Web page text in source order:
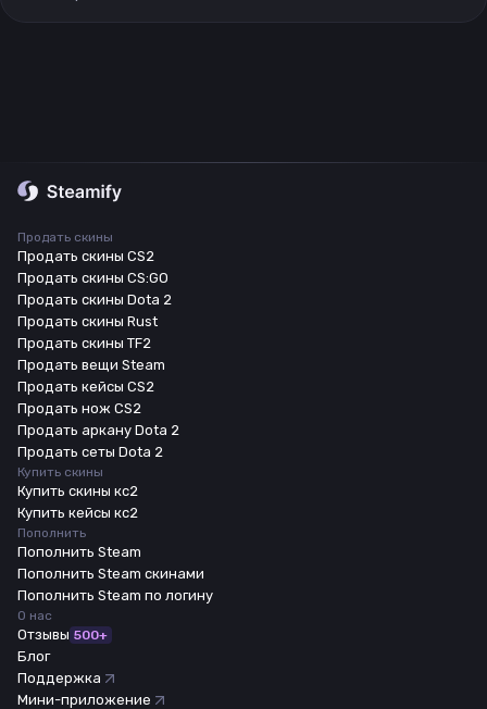
Продать скины
Продать скины CS2
Продать скины CS:GO
Продать скины Dota 2
Продать скины Rust
Продать скины TF2
Продать вещи Steam
Продать кейсы CS2
Продать нож CS2
Продать аркану Dota 2
Продать сеты Dota 2
Купить скины
Купить скины кс2
Купить кейсы кс2
Пополнить
Пополнить Steam
Пополнить Steam скинами
Пополнить Steam по логину
О нас
Отзывы 500+
Блог
Поддержка
Мини-приложение